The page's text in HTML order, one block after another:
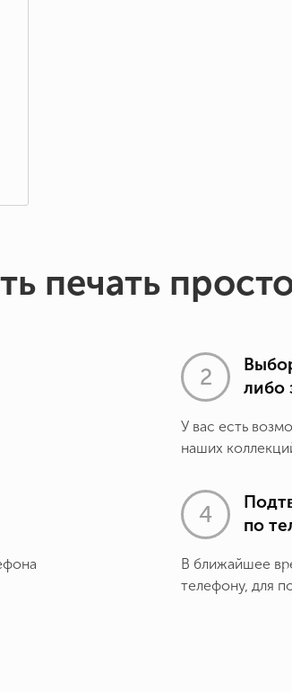
печать
либо
У вас есть
наших
по
В ближайшее
телефону, для